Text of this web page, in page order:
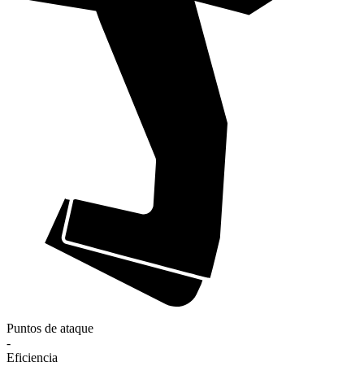
Puntos de ataque
-
Eficiencia